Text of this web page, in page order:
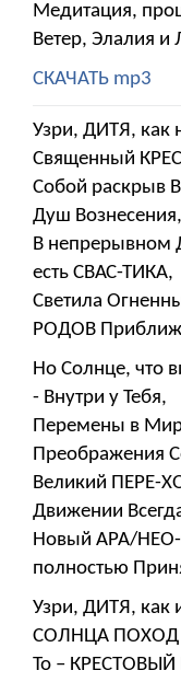
Медитация,
Ветер, Элалия и
СКАЧАТЬ mp3
Узри, ДИТЯ, как
Священный
Собой раскрыв
Душ Вознесения,
В непрерывном
есть СВАС-ТИКА,
Светила
РОДОВ
Но Солнце, что
- Внутри у Тебя,
Перемены в
Преображения
Великий ПЕРЕ-
Движении
Новый АРА/НЕО-
полностью
Узри, ДИТЯ, как
СОЛНЦА ПОХОД
То –